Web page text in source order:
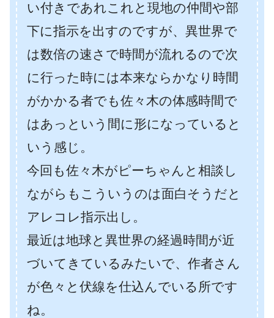
い付きであれこれと現地の仲間や部
下に指示を出すのですが、異世界で
は数倍の速さで時間が流れるので次
に行った時には本来ならかなり時間
がかかる者でも佐々木の体感時間で
はあっという間に形になっていると
いう感じ。
今回も佐々木がピーちゃんと相談し
ながらもこういうのは面白そうだと
アレコレ指示出し。
最近は地球と異世界の経過時間が近
づいてきているみたいで、作者さん
が色々と伏線を仕込んでいる所です
ね。